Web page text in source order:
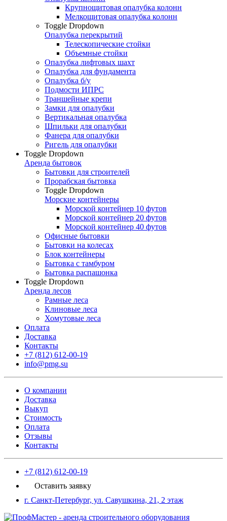
Крупнощитовая опалубка колонн
Мелкощитовая опалубка колонн
Toggle Dropdown
Опалубка перекрытий
Телескопические стойки
Объемные стойки
Опалубка лифтовых шахт
Опалубка для фундамента
Опалубка б/у
Подмости ИПРС
Траншейные крепи
Замки для опалубки
Вертикальная опалубка
Шпильки для опалубки
Фанера для опалубки
Ригель для опалубки
Toggle Dropdown
Аренда бытовок
Бытовки для строителей
Прорабская бытовка
Toggle Dropdown
Морские контейнеры
Морской контейнер 10 футов
Морской контейнер 20 футов
Морской контейнер 40 футов
Офисные бытовки
Бытовки на колесах
Блок контейнеры
Бытовка с тамбуром
Бытовка распашонка
Toggle Dropdown
Аренда лесов
Рамные леса
Клиновые леса
Хомутовые леса
Оплата
Доставка
Контакты
+7 (812) 612-00-19
info@pmg.su
О компании
Доставка
Выкуп
Стоимость
Оплата
Отзывы
Контакты
+7 (812) 612-00-19
Оставить заявку
г. Санкт-Петербург, ул. Савушкина, 21, 2 этаж